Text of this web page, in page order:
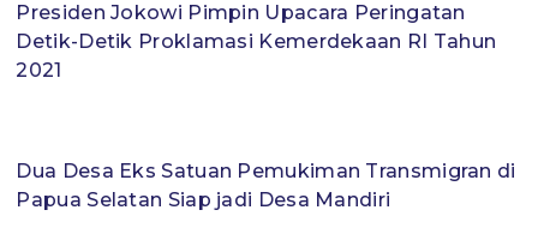
Presiden Jokowi Pimpin Upacara Peringatan
Detik-Detik Proklamasi Kemerdekaan RI Tahun
2021
Dua Desa Eks Satuan Pemukiman Transmigran di
Papua Selatan Siap jadi Desa Mandiri